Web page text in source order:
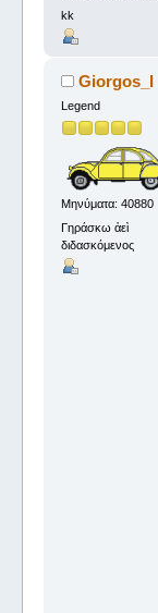
kk
Giorgos_I
Legend
Μηνύματα: 40880
Γηράσκω ἀεὶ
διδασκόμενος